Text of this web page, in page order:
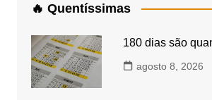
🔥 Quentíssimas
180 dias são
agosto 8, 2026